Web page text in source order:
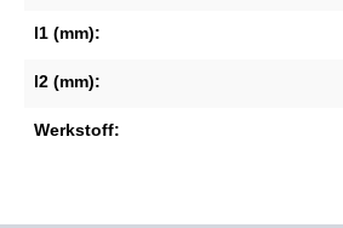
l1 (mm):
l2 (mm):
Werkstoff: